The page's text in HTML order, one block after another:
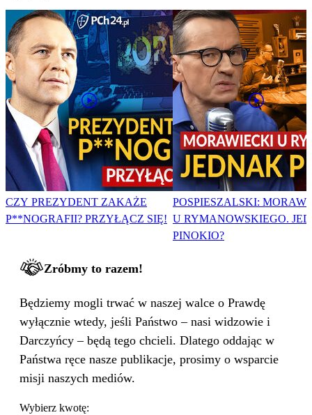
CZY PREZYDENT ZAKAŻE
P**NOGRAFII? PRZYŁĄCZ SIĘ!
POSPIESZALSKI:
U RYMANOWSKIEGO.
PINOKIO?
Zróbmy to razem!
Będziemy mogli trwać w naszej walce o Prawdę
wyłącznie wtedy, jeśli Państwo – nasi widzowie i
Darczyńcy – będą tego chcieli. Dlatego oddając w
Państwa ręce nasze publikacje, prosimy o wsparcie
misji naszych mediów.
Wybierz kwotę: